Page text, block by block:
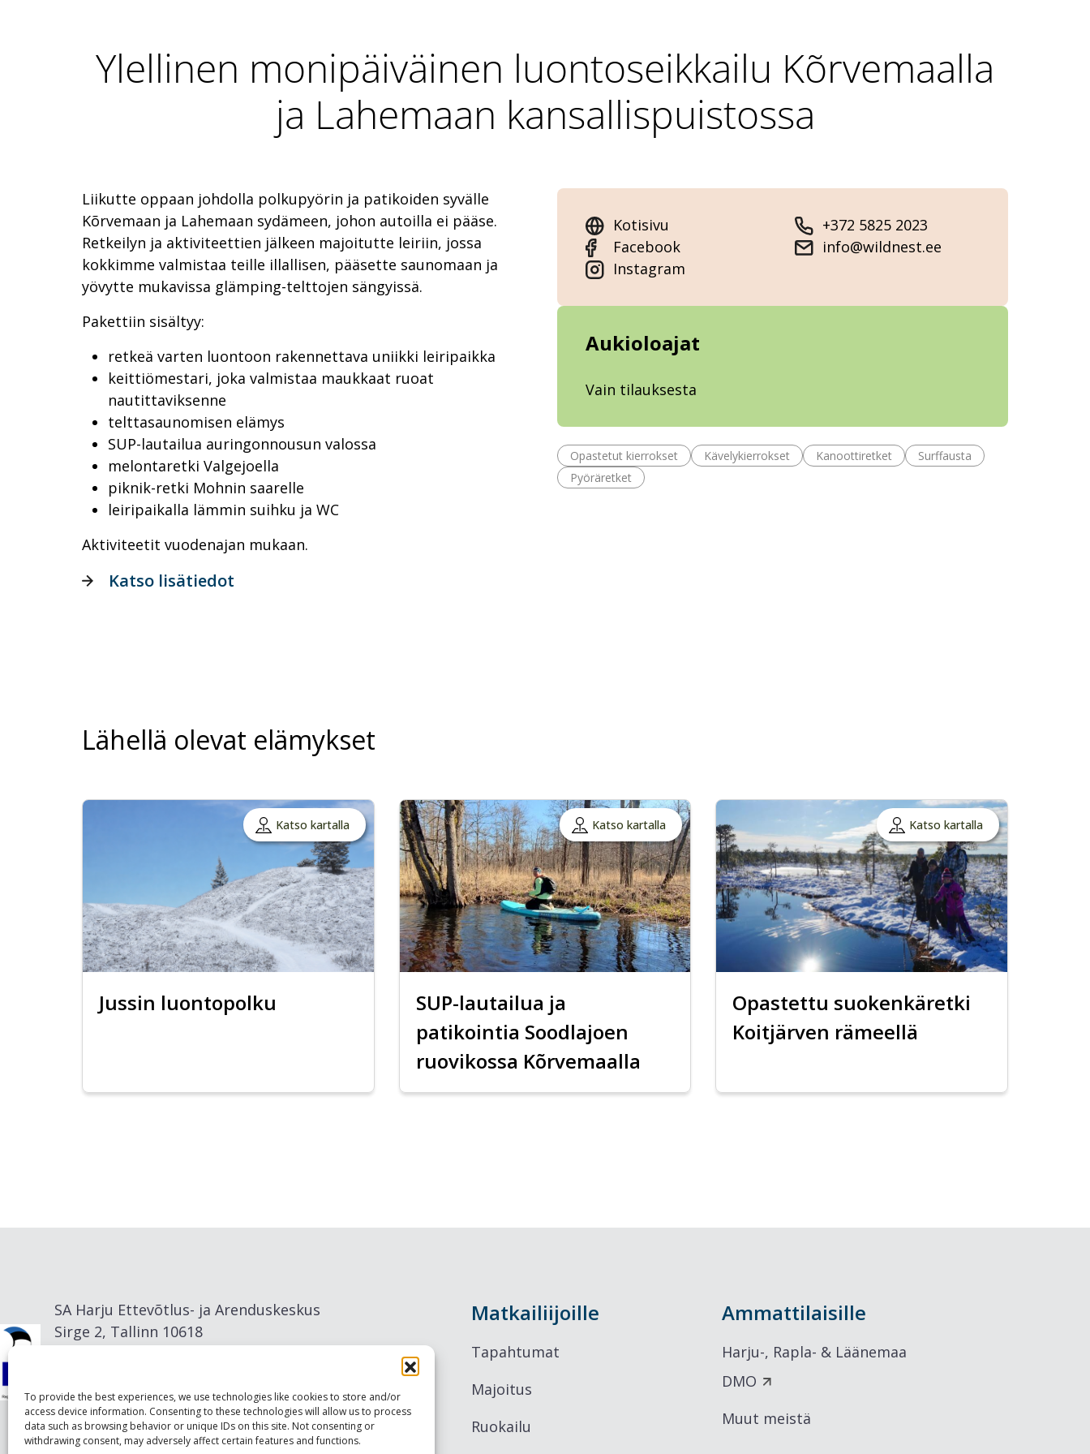
To provide the best experiences, we use technologies like cookies to store and/or
access device information. Consenting to these technologies will allow us to process
data such as browsing behavior or unique IDs on this site. Not consenting or
withdrawing consent, may adversely affect certain features and functions.
Ylellinen monipäiväinen luontoseikkailu Kõrvemaalla
ja Lahemaan kansallispuistossa
Liikutte oppaan johdolla polkupyörin ja patikoiden syvälle
Kõrvemaan ja Lahemaan sydämeen, johon autoilla ei pääse.
Retkeilyn ja aktiviteettien jälkeen majoitutte leiriin, jossa
kokkimme valmistaa teille illallisen, pääsette saunomaan ja
yövytte mukavissa glämping-telttojen sängyissä.
Pakettiin sisältyy:
retkeä varten luontoon rakennettava uniikki leiripaikka
keittiömestari, joka valmistaa maukkaat ruoat
nautittaviksenne
telttasaunomisen elämys
SUP-lautailua auringonnousun valossa
melontaretki Valgejoella
piknik-retki Mohnin saarelle
leiripaikalla lämmin suihku ja WC
Aktiviteetit vuodenajan mukaan.
Kotisivu
Facebook
Instagram
+372 5825 2023
info@wildnest.ee
Aukioloajat
Vain tilauksesta
Opastetut kierrokset Kävelykierrokset Kanoottiretket
Surffausta
Pyöräretket
Katso lisätiedot
Lähellä olevat elämykset
Katso kartalla
Jussin luontopolku
Katso kartalla
SUP-lautailua ja
patikointia Soodlajoen
ruovikossa Kõrvemaalla
Katso kartalla
Opastettu suokenkäretki
Koitjärven rämeellä
SA Harju Ettevõtlus- ja Arenduskeskus
Sirge 2, Tallinn 10618
Matkailiijoille
Tapahtumat
Majoitus
Ruokailu
Ammattilaisille
Harju-, Rapla- & Läänemaa
DMO
Muut meistä